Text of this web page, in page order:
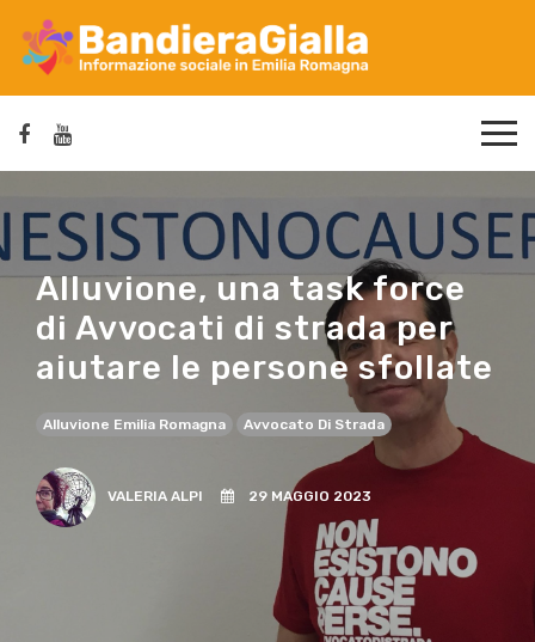
Alluvione, una task force
di Avvocati di strada per
aiutare le persone sfollate
Alluvione Emilia Romagna Avvocato Di Strada
VALERIA ALPI 29 MAGGIO 2023